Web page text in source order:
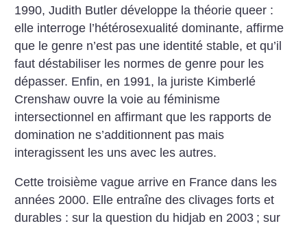
1990, Judith Butler développe la théorie queer :
elle interroge l’hétérosexualité dominante, affirme
que le genre n’est pas une identité stable, et qu’il
faut déstabiliser les normes de genre pour les
dépasser. Enfin, en 1991, la juriste Kimberlé
Crenshaw ouvre la voie au féminisme
intersectionnel en affirmant que les rapports de
domination ne s’additionnent pas mais
interagissent les uns avec les autres.
Cette troisième vague arrive en France dans les
années 2000. Elle entraîne des clivages forts et
durables : sur la question du hidjab en 2003 ; sur